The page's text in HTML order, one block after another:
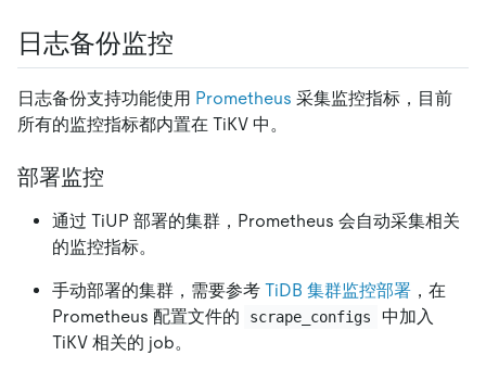
日志备份监控
日志备份支持功能使用 Prometheus 采集监控指标，目前
所有的监控指标都内置在 TiKV 中。
部署监控
通过 TiUP 部署的集群，Prometheus 会自动采集相关
的监控指标。
手动部署的集群，需要参考 TiDB 集群监控部署 ，在
Prometheus 配置文件的
scrape_configs
中加入
TiKV 相关的 job。